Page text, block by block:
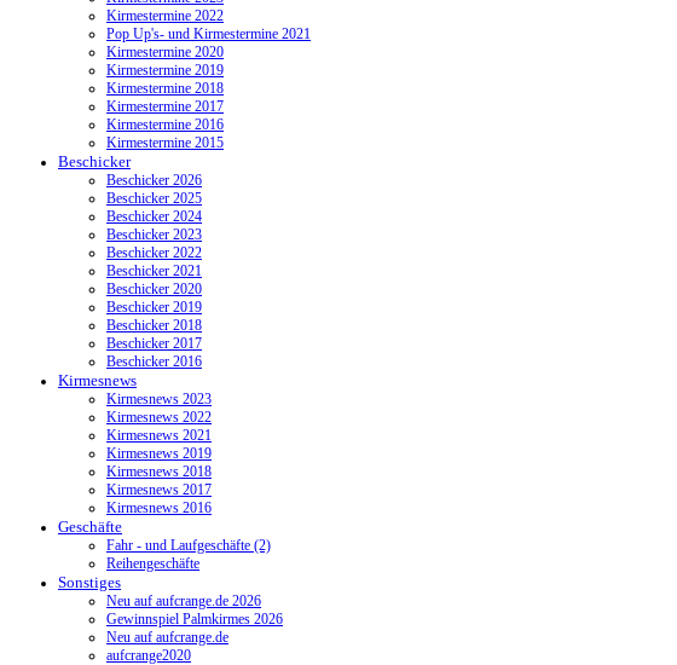
Kirmestermine 2022
Pop Up's- und Kirmestermine 2021
Kirmestermine 2020
Kirmestermine 2019
Kirmestermine 2018
Kirmestermine 2017
Kirmestermine 2016
Kirmestermine 2015
Beschicker
Beschicker 2026
Beschicker 2025
Beschicker 2024
Beschicker 2023
Beschicker 2022
Beschicker 2021
Beschicker 2020
Beschicker 2019
Beschicker 2018
Beschicker 2017
Beschicker 2016
Kirmesnews
Kirmesnews 2023
Kirmesnews 2022
Kirmesnews 2021
Kirmesnews 2019
Kirmesnews 2018
Kirmesnews 2017
Kirmesnews 2016
Geschäfte
Fahr - und Laufgeschäfte (2)
Reihengeschäfte
Sonstiges
Neu auf aufcrange.de 2026
Gewinnspiel Palmkirmes 2026
Neu auf aufcrange.de
aufcrange2020